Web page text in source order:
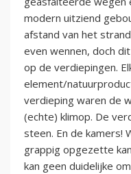
modern uitziend
afstand van het
even wennen, doch
op de verdiepingen.
element/
verdieping waren de
(echte) klimop. De
steen. En de kamers!
grappig opgezette
kan geen duidelijke